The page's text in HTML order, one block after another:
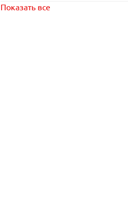
Показать все